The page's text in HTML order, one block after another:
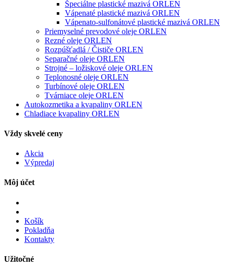
Špeciálne plastické mazivá ORLEN
Vápenaté plastické mazivá ORLEN
Vápenato-sulfonátové plastické mazivá ORLEN
Priemyselné prevodové oleje ORLEN
Rezné oleje ORLEN
Rozpúšťadlá / Čističe ORLEN
Separačné oleje ORLEN
Strojné – ložiskové oleje ORLEN
Teplonosné oleje ORLEN
Turbínové oleje ORLEN
Tvárniace oleje ORLEN
Autokozmetika a kvapaliny ORLEN
Chladiace kvapaliny ORLEN
Vždy skvelé ceny
Akcia
Výpredaj
Môj účet
Košík
Pokladňa
Kontakty
Užitočné